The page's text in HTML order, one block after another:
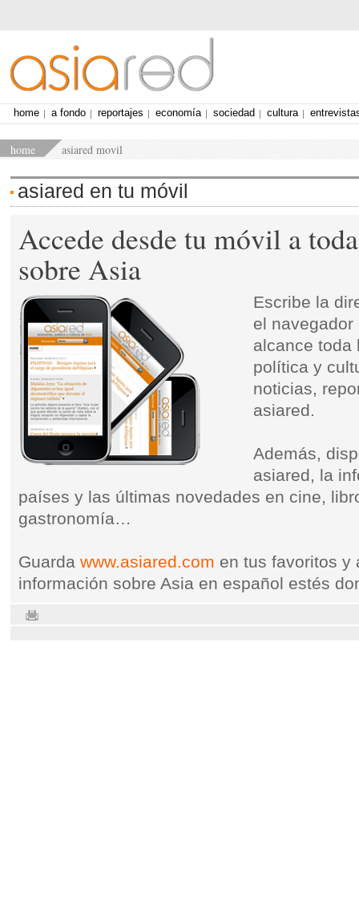
home asiared movil
home a fondo reportajes economía sociedad cultura
asiared en tu móvil
Accede desde tu móvil a
sobre Asia
Escribe la
el
alcance toda
política y
noticias,
asiared.
Además,
asiared, la
países y las últimas novedades en cine,
gastronomía…
Guardawww.asiared.com en tus favoritos y
información sobre Asia en español estés